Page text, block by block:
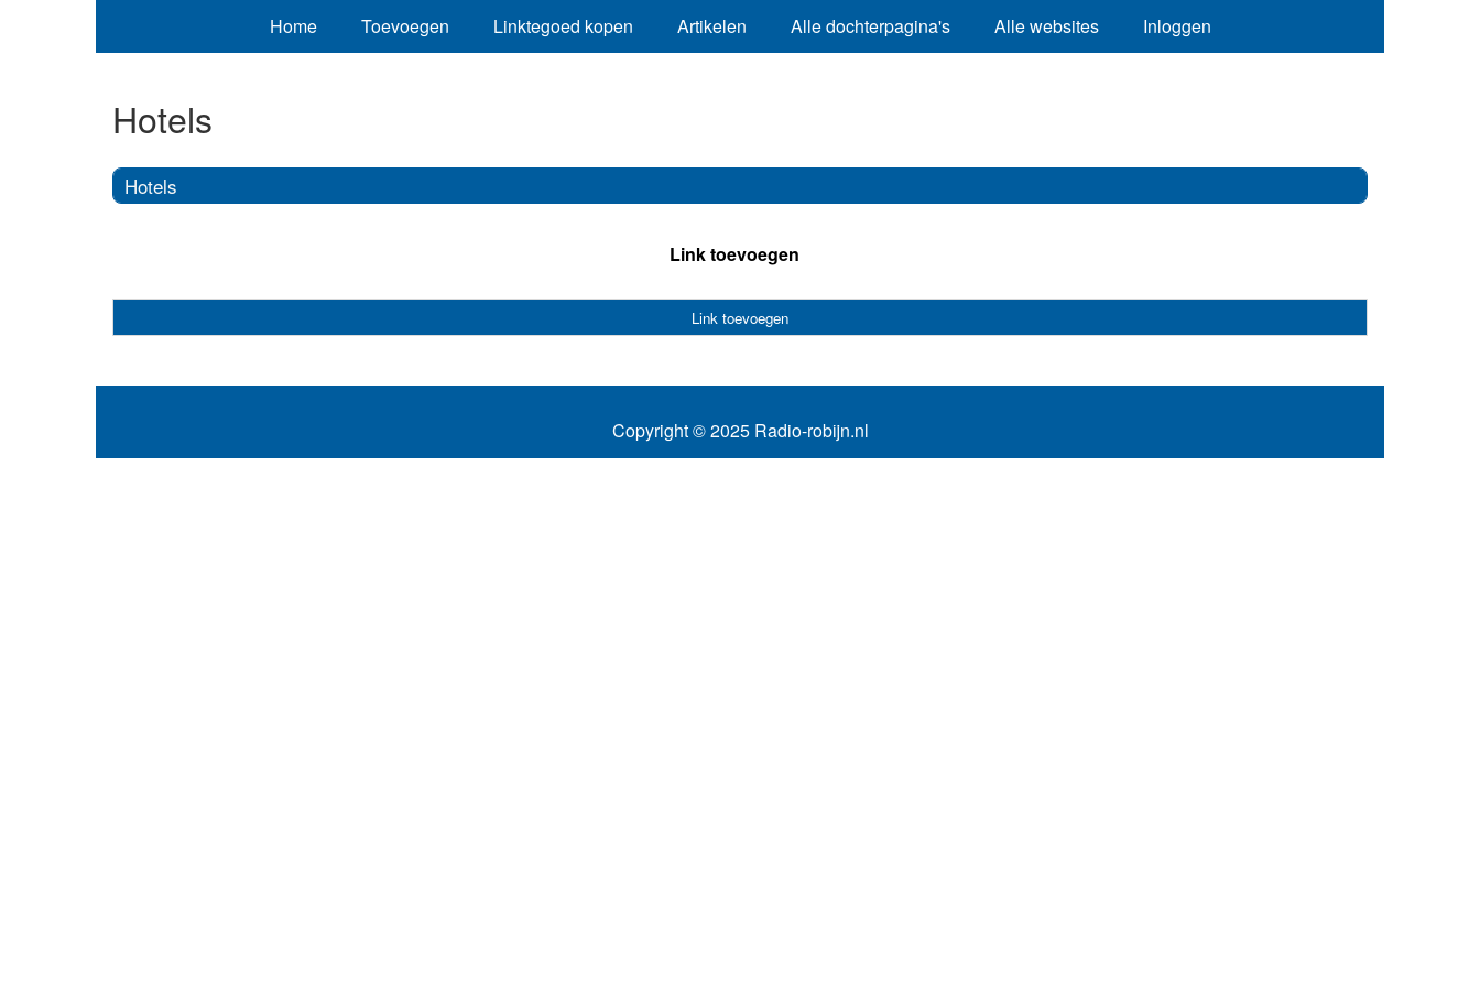
Home Toevoegen Linktegoed kopen Artikelen Alle dochterpagina's Alle websites Inloggen
Hotels
Hotels
Link toevoegen
Link toevoegen
Copyright © 2025 Radio-robijn.nl